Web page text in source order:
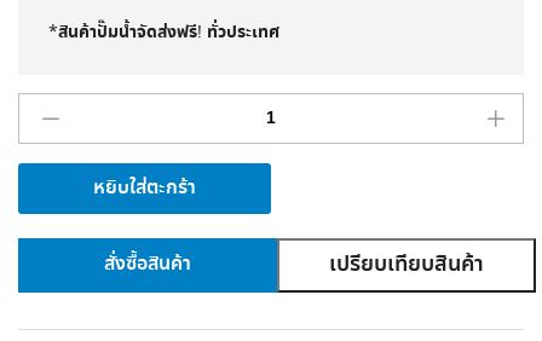
*สินค้าปั๊มน้ำจัดส่งฟรี! ทั่วประเทศ
หยิบใส่ตะกร้า
สั่งซื้อสินค้า เปรียบเทียบสินค้า
l